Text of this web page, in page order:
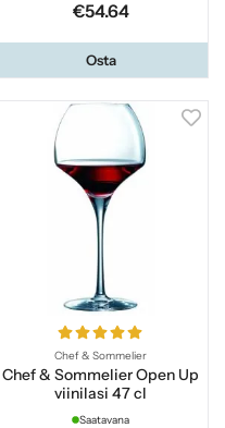
€54.64
Osta
Chef & Sommelier
Chef & Sommelier Open Up
viinilasi 47 cl
Saatavana